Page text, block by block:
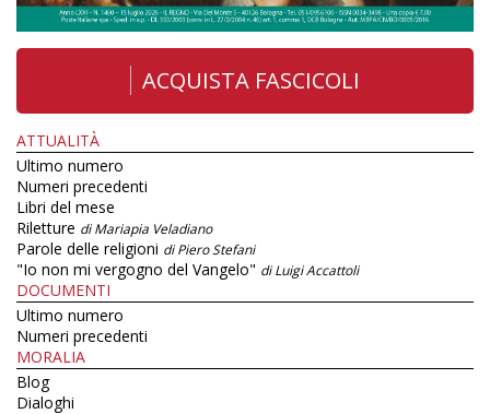
ACQUISTA FASCICOLI
ATTUALITÀ
Ultimo numero
Numeri precedenti
Libri del mese
Riletture di Mariapia Veladiano
Parole delle religioni di Piero Stefani
"Io non mi vergogno del Vangelo" di Luigi Accattoli
DOCUMENTI
Ultimo numero
Numeri precedenti
MORALIA
Blog
Dialoghi